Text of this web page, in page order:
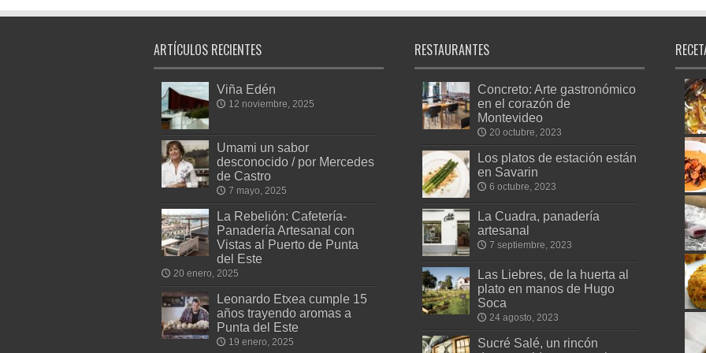
ARTÍCULOS RECIENTES
Viña Edén
12 noviembre, 2025
Umami un sabor
desconocido / por Mercedes
de Castro
7 mayo, 2025
La Rebelión: Cafetería-
Panadería Artesanal con
Vistas al Puerto de Punta
del Este
20 enero, 2025
Leonardo Etxea cumple 15
años trayendo aromas a
Punta del Este
19 enero, 2025
RESTAURANTES
Concreto: Arte gastronómico
en el corazón de
Montevideo
20 octubre, 2023
Los platos de estación están
en Savarin
6 octubre, 2023
La Cuadra, panadería
artesanal
7 septiembre, 2023
Las Liebres, de la huerta al
plato en manos de Hugo
Soca
24 agosto, 2023
Sucré Salé, un rincón